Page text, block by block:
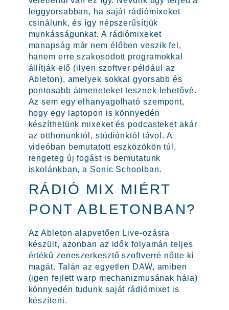
leggyorsabban, ha saját rádiómixeket
csinálunk, és így népszerűsítjük
munkásságunkat. A rádiómixeket
manapság már nem élőben veszik fel,
hanem erre szakosodott programokkal
állítják elő (ilyen szoftver például az
Ableton), amelyek sokkal gyorsabb és
pontosabb átmeneteket tesznek lehetővé.
Az sem egy elhanyagolható szempont,
hogy egy laptopon is könnyedén
készíthetünk mixeket és podcasteket akár
az otthonunktól, stúdiónktól távol. A
videóban bemutatott eszközökön túl,
rengeteg új fogást is bemutatunk
iskolánkban, a Sonic Schoolban.
RÁDIÓ MIX MIÉRT
PONT ABLETONBAN?
Az Ableton alapvetően Live-ozásra
készült, azonban az idők folyamán teljes
értékű zeneszerkesztő szoftverré nőtte ki
magát. Talán az egyetlen DAW, amiben
(igen fejlett warp mechanizmusának hála)
könnyedén tudunk saját rádiómixet is
készíteni.